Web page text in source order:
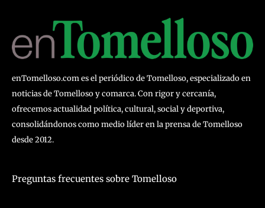
enTomelloso.com es el periódico de Tomelloso, especializado en
noticias de Tomelloso y comarca. Con rigor y cercanía,
ofrecemos actualidad política, cultural, social y deportiva,
consolidándonos como medio líder en la prensa de Tomelloso
desde 2012.
Preguntas frecuentes sobre Tomelloso